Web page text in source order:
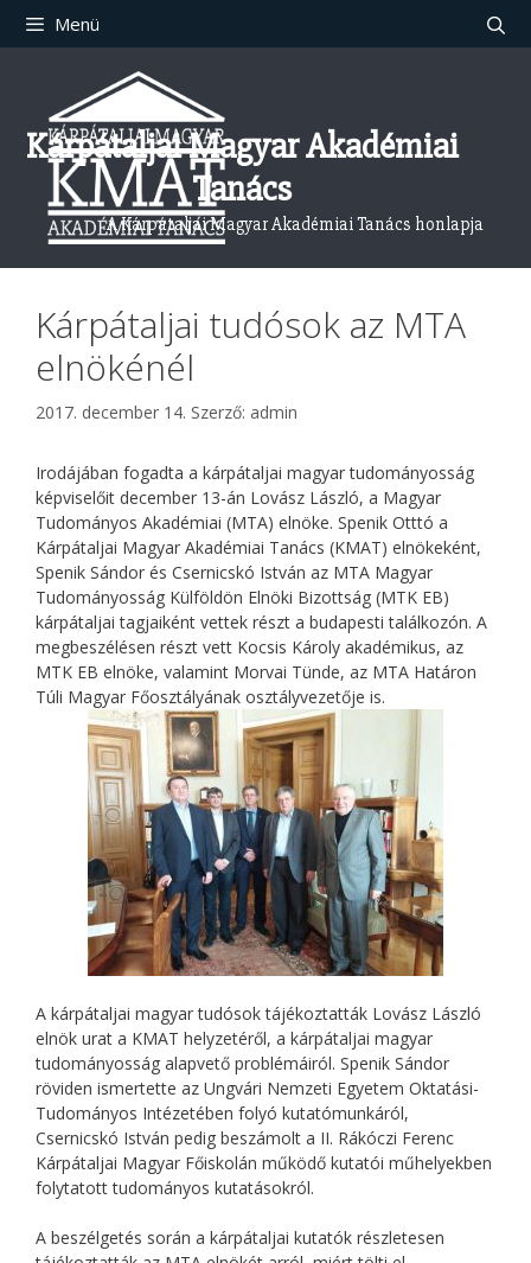
Menü
Kárpátaljai Magyar Akadémiai
Tanács
A Kárpátaljai Magyar Akadémiai Tanács honlapja
Kárpátaljai tudósok az MTA
elnökénél
2017. december 14. Szerző: admin
Irodájában fogadta a kárpátaljai magyar tudományosság
képviselőit december 13-án Lovász László, a Magyar
Tudományos Akadémiai (MTA) elnöke. Spenik Otttó a
Kárpátaljai Magyar Akadémiai Tanács (KMAT) elnökeként,
Spenik Sándor és Csernicskó István az MTA Magyar
Tudományosság Külföldön Elnöki Bizottság (MTK EB)
kárpátaljai tagjaiként vettek részt a budapesti találkozón. A
megbeszélésen részt vett Kocsis Károly akadémikus, az
MTK EB elnöke, valamint Morvai Tünde, az MTA Határon
Túli Magyar Főosztályának osztályvezetője is.
A kárpátaljai magyar tudósok tájékoztatták Lovász László
elnök urat a KMAT helyzetéről, a kárpátaljai magyar
tudományosság alapvető problémáiról. Spenik Sándor
röviden ismertette az Ungvári Nemzeti Egyetem Oktatási-
Tudományos Intézetében folyó kutatómunkáról,
Csernicskó István pedig beszámolt a II. Rákóczi Ferenc
Kárpátaljai Magyar Főiskolán működő kutatói műhelyekben
folytatott tudományos kutatásokról.
A beszélgetés során a kárpátaljai kutatók részletesen